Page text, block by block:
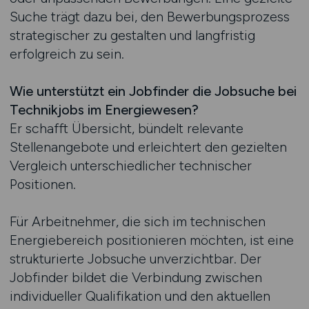
Suche trägt dazu bei, den Bewerbungsprozess
strategischer zu gestalten und langfristig
erfolgreich zu sein.
Wie unterstützt ein Jobfinder die Jobsuche bei
Technikjobs im Energiewesen?
Er schafft Übersicht, bündelt relevante
Stellenangebote und erleichtert den gezielten
Vergleich unterschiedlicher technischer
Positionen.
Für Arbeitnehmer, die sich im technischen
Energiebereich positionieren möchten, ist eine
strukturierte Jobsuche unverzichtbar. Der
Jobfinder bildet die Verbindung zwischen
individueller Qualifikation und den aktuellen